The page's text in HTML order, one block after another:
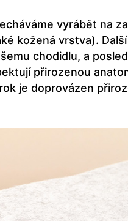
vyrábět na
kožená vrstva).
chodidlu, a
přirozenou
je doprovázen